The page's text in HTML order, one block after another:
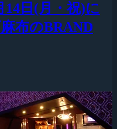
14日(月・祝)に
布のBRAND